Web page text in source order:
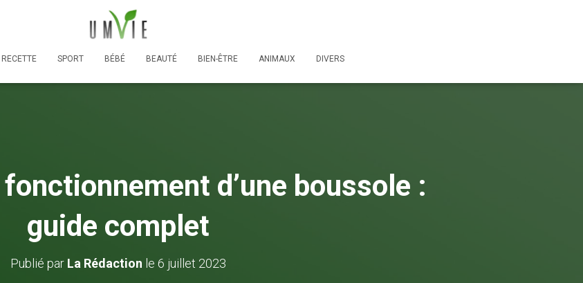
RECETTE SPORT BÉBÉ BEAUTÉ BIEN-ÊTRE ANIMAUX DIVERS
d’une boussole :
guide complet
Publié par La Rédaction le 6 juillet 2023